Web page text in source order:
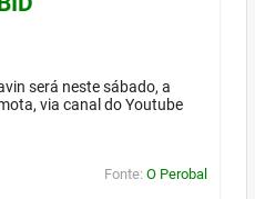
será neste sábado, a
via canal do Youtube
Fonte: O Perobal